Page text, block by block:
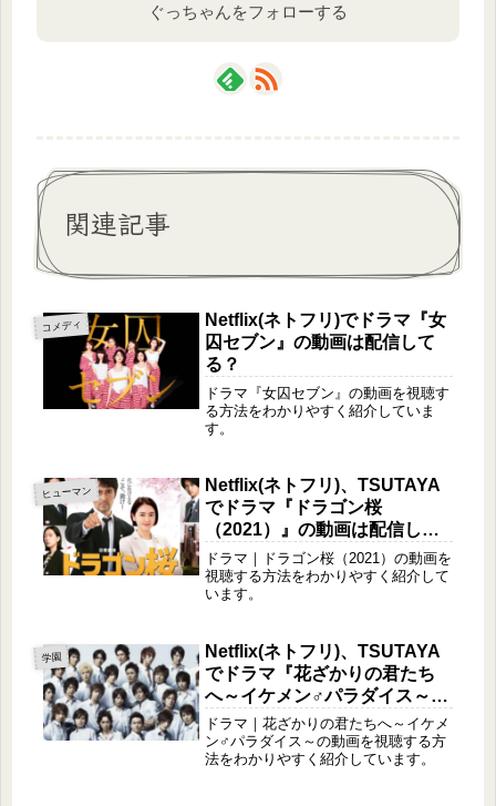
ぐっちゃんをフォローする
関連記事
コメディ
Netflix(ネトフリ)でドラマ『女
囚セブン』の動画は配信して
る？
ドラマ『女囚セブン』の動画を視聴す
る方法をわかりやすく紹介していま
す。
ヒューマン
Netflix(ネトフリ)、TSUTAYA
でドラマ『ドラゴン桜
（2021）』の動画は配信して
る？
ドラマ｜ドラゴン桜（2021）の動画を
視聴する方法をわかりやすく紹介して
います。
学園
Netflix(ネトフリ)、TSUTAYA
でドラマ『花ざかりの君たち
へ～イケメン♂パラダイス～』
の動画は配信してる？
ドラマ｜花ざかりの君たちへ～イケメ
ン♂パラダイス～の動画を視聴する方
法をわかりやすく紹介しています。